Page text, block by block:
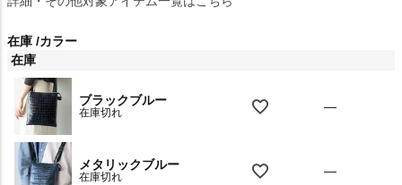
在庫 カラー
在庫
ブラックブルー
在庫切れ —
メタリックブルー
在庫切れ —